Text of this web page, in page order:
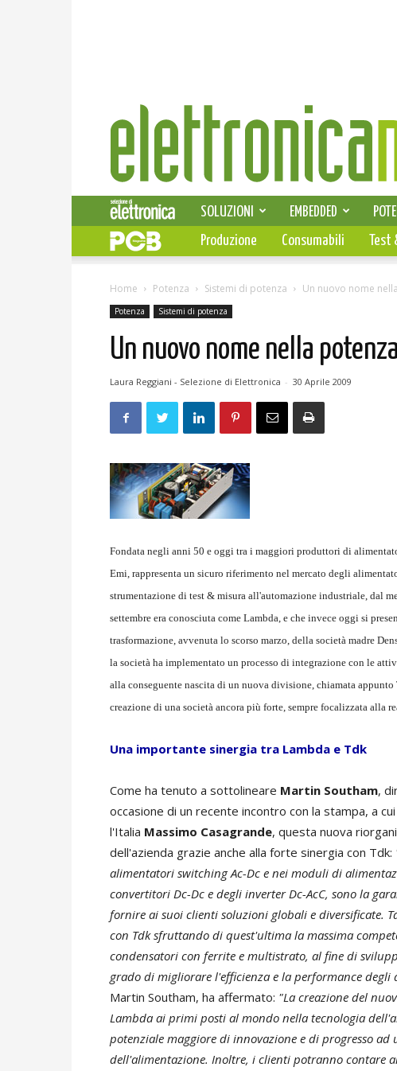
Elettronica
News
SOLUZIONI EMBEDDED
PCB
Produzione Consumabili
Home Potenza Sistemi di potenza Un nuovo nome
Potenza Sistemi di potenza
Un nuovo nome nella potenza
Laura Reggiani - Selezione di Elettronica - 30 Aprile 2009
Fondata negli anni 50 e oggi tra i maggiori produttori di
Emi, rappresenta un sicuro riferimento nel mercato degli
strumentazione di test & misura all'automazione industriale, dal
settembre era conosciuta come Lambda, e che invece oggi si
trasformazione, avvenuta lo scorso marzo, della società madre
la società ha implementato un processo di integrazione con le
alla conseguente nascita di un nuova divisione, chiamata
creazione di una società ancora più forte, sempre focalizzata
Una importante sinergia tra Lambda e Tdk
Come ha tenuto a sottolineare Martin Southam,
occasione di un recente incontro con la stampa, a
l'Italia Massimo Casagrande, questa nuova
dell'azienda grazie anche alla forte sinergia con Tdk:
alimentatori switching Ac-Dc e nei moduli di
convertitori Dc-Dc e degli inverter Dc-AcC, sono la
fornire ai suoi clienti soluzioni globali e diversificate.
con Tdk sfruttando di quest'ultima la massima
condensatori con ferrite e multistrato, al fine di
grado di migliorare l'efficienza e la performance degli
Martin Southam, ha affermato: "La creazione del
Lambda ai primi posti al mondo nella tecnologia
potenziale maggiore di innovazione e di progresso
dell'alimentazione. Inoltre, i clienti potranno contare